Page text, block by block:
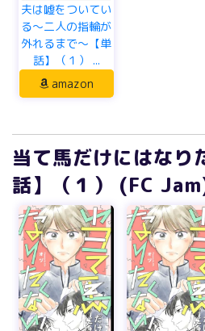
夫は嘘をついてい
る～二人の指輪が
外れるまで～【単
話】（１） ...
amazon
当て馬だけにはなり
話】（１） (FC